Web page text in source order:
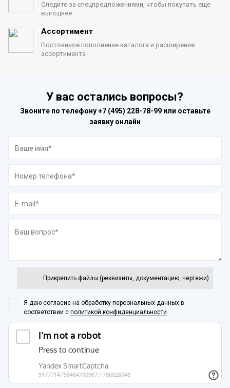
Следите за спецпредложениями, чтобы покупать еще
выгоднее
Ассортимент
Постоянное пополнение каталога и расширение
ассортимента
У вас остались вопросы?
Звоните по телефону+7 (495) 228-78-99или оставьте
заявку онлайн
Прикрепить файлы (реквизиты, документацию, чертежи)
Я даю согласие на обработку персональных данных в
соответствии с политикой конфиденциальности